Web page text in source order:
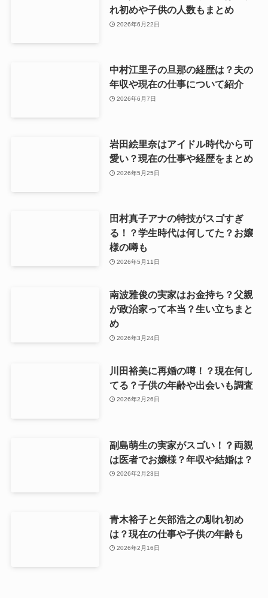
れ初めや子供の人数もまとめ
2026年6月22日
中村江里子の旦那の経歴は？夫の
年収や現在の仕事について紹介
2026年6月7日
岩田絵里奈はアイドル時代から可
愛い？現在の仕事や経歴をまとめ
2026年5月25日
田村真子アナの特技がスゴすぎ
る！？学生時代は何してた？お嬢
様の噂も
2026年5月11日
南波雅俊の実家はお金持ち？父親
が政治家って本当？生い立ちまと
め
2026年3月24日
川田裕美に再婚の噂！？現在何し
てる？子供の年齢や出会いも調査
2026年2月26日
副島萌生の実家がスゴい！？両親
は医者でお嬢様？年収や結婚は？
2026年2月23日
青木裕子と矢部浩之の馴れ初め
は？現在の仕事や子供の年齢も
2026年2月16日